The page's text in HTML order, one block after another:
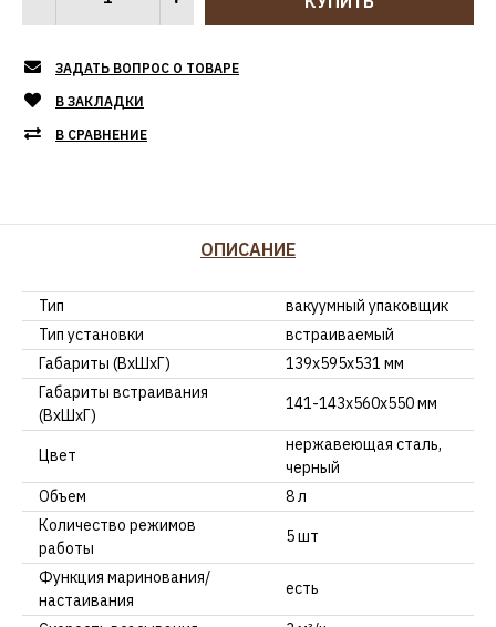
ЗАДАТЬ ВОПРОС О ТОВАРЕ
В ЗАКЛАДКИ
В СРАВНЕНИЕ
ОПИСАНИЕ
Тип
вакуумный упаковщик
Тип установки
встраиваемый
Габариты (ВхШхГ)
139х595х531 мм
Габариты встраивания
(ВхШхГ)
141-143х560х550 мм
Цвет
нержавеющая сталь,
черный
Объем
8 л
Количество режимов
работы
5 шт
Функция маринования/
настаивания
есть